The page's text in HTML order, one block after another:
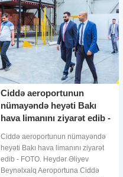
Ciddə aeroportunun
nümayəndə heyəti Bakı
hava limanını ziyarət edib -
Ciddə aeroportunun nümayəndə
heyəti Bakı hava limanını ziyarət
edib - FOTO. Heydər Əliyev
Beynəlxalq Aeroportuna Ciddə